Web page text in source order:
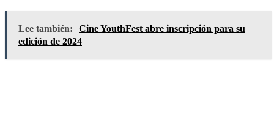
Lee también:
Cine YouthFest abre inscripción para su
edición de 2024